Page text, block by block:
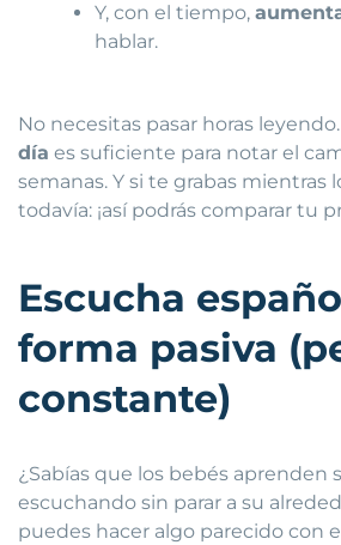
Y, con el tiempo,
hablar.
No necesitas pasar horas
día es suficiente para notar el
semanas. Y si te grabas mientras
todavía: ¡así podrás comparar tu
Escucha
forma pasiva
constante)
¿Sabías que los bebés aprenden
escuchando sin parar a su
puedes hacer algo parecido con